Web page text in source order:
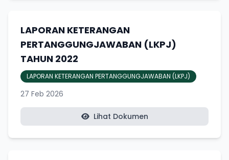
LAPORAN KETERANGAN
PERTANGGUNGJAWABAN (LKPJ)
TAHUN 2022
LAPORAN KETERANGAN PERTANGGUNGJAWABAN (LKPJ)
27 Feb 2026
Lihat Dokumen